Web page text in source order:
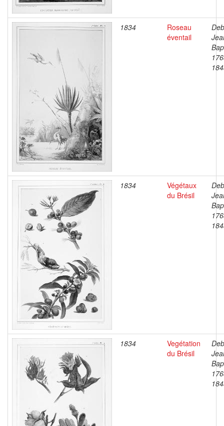
1834
Roseau
éventail
1834
Végétaux
du Brésil
1834
Vegétation
du Brésil